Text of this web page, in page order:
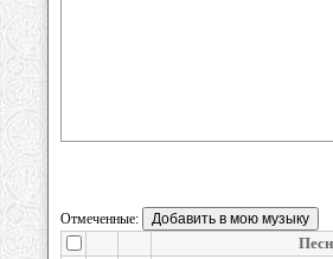
Отмеченные: